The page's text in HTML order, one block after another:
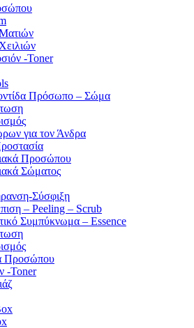
-Toner
Πρόσωπο – Σώμα
για τον Άνδρα
Προσώπου
Σώματος
Σύσφιξη
– Peeling – Scrub
Συμπύκνωμα – Essence
Προσώπου
-Toner